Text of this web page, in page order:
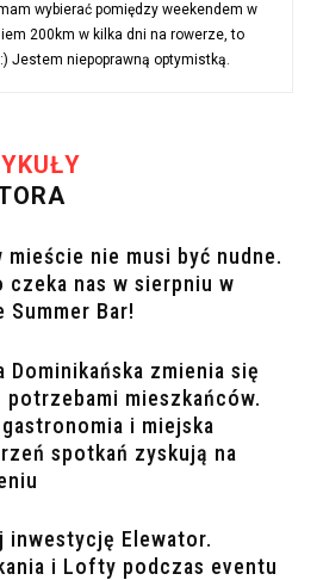
wybierać pomiędzy weekendem w
200km w kilka dni na rowerze, to
Jestem niepoprawną optymistką.
mieście nie musi być nudne.
czeka nas w sierpniu w
Summer Bar!
Dominikańska zmienia się
potrzebami mieszkańców.
i miejska
spotkań zyskują na
inwestycję Elewator.
i Lofty podczas eventu